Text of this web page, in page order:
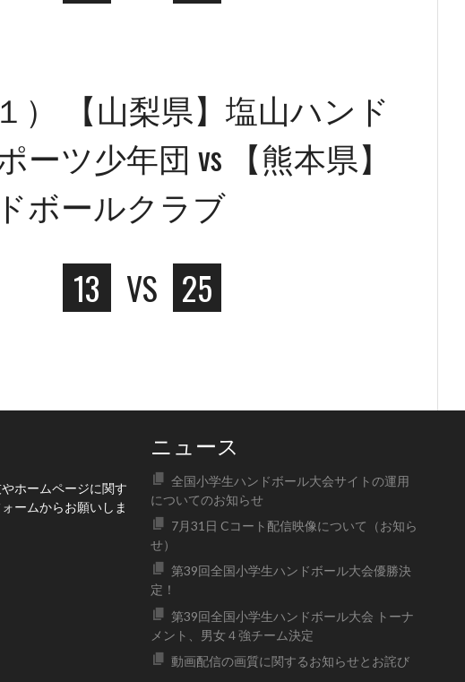
） 【山梨県】塩山ハンド
ーツ少年団 vs 【熊本県】
ボールクラブ
13
VS 25
ホームページに関す
ームからお願いしま
ニュース
全国小学生ハンドボール大会サイトの運用
についてのお知らせ
7月31日 Cコート配信映像について（お知ら
せ）
第39回全国小学生ハンドボール大会優勝決
定！
第39回全国小学生ハンドボール大会 トーナ
メント、男女４強チーム決定
動画配信の画質に関するお知らせとお詫び